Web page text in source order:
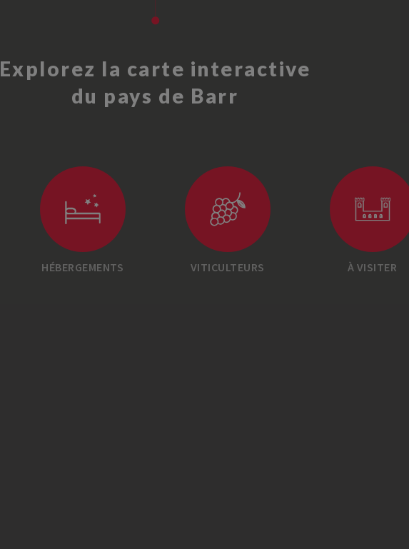
Explorez la carte interactive
du pays de Barr
HÉBERGEMENTS VITICULTEURS À VISITER